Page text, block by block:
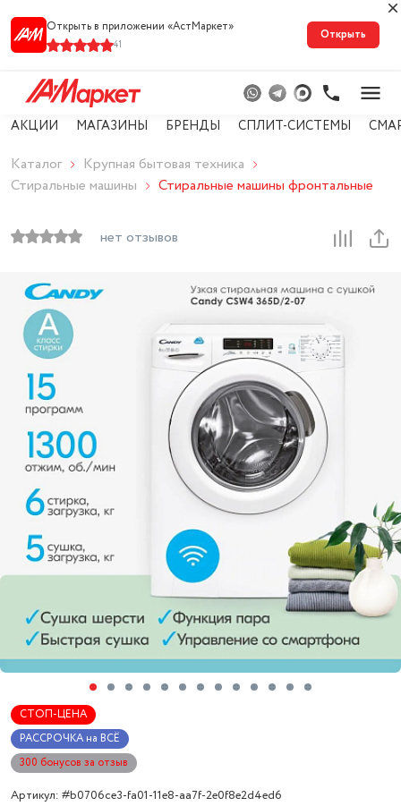
Открыть в приложении «АстМарке‪т‬»
41
Открыть
АКЦИИ МАГАЗИНЫ БРЕНДЫ СПЛИТ-СИСТЕМЫ
Каталог
Крупная бытовая техника
Стиральные машины
Стиральные машины фронтальные
нет отзывов
СТОП-ЦЕНА
РАССРОЧКА на ВСЁ
300 бонусов за отзыв
Артикул: #b0706ce3-fa01-11e8-aa7f-2e0f8e2d4ed6